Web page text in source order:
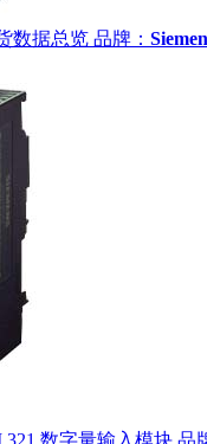
数据总览 品牌：
321 数字量输入模块 品